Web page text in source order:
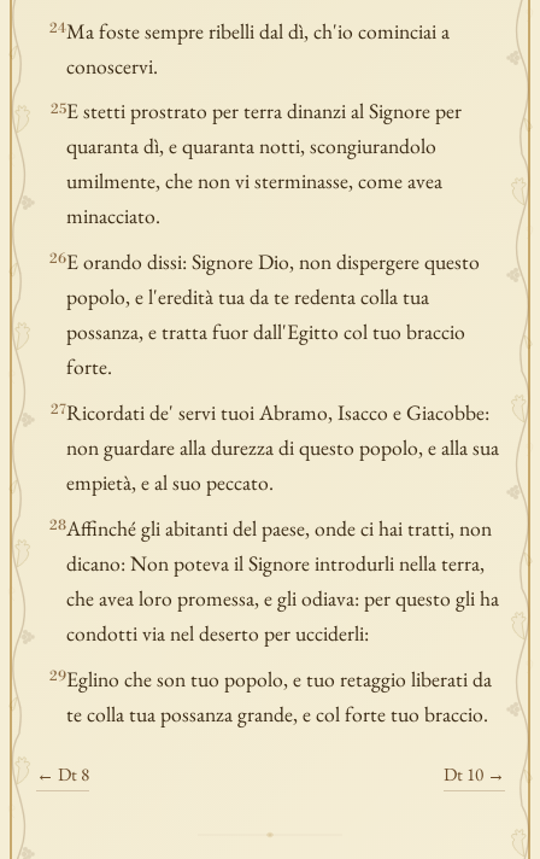
24Ma foste sempre ribelli dal dì, ch'io cominciai a
conoscervi.
25E stetti prostrato per terra dinanzi al Signore per
quaranta dì, e quaranta notti, scongiurandolo
umilmente, che non vi sterminasse, come avea
minacciato.
26E orando dissi: Signore Dio, non dispergere questo
popolo, e l'eredità tua da te redenta colla tua
possanza, e tratta fuor dall'Egitto col tuo braccio
forte.
27Ricordati de' servi tuoi Abramo, Isacco e Giacobbe:
non guardare alla durezza di questo popolo, e alla sua
empietà, e al suo peccato.
28Affinché gli abitanti del paese, onde ci hai tratti, non
dicano: Non poteva il Signore introdurli nella terra,
che avea loro promessa, e gli odiava: per questo gli ha
condotti via nel deserto per ucciderli:
29Eglino che son tuo popolo, e tuo retaggio liberati da
te colla tua possanza grande, e col forte tuo braccio.
← Dt 8 Dt 10 →